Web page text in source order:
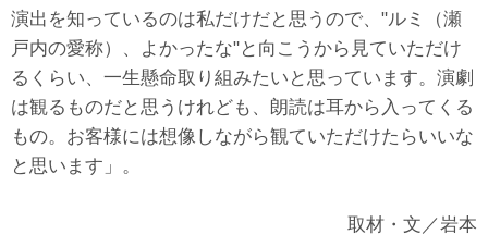
演出を知っているのは私だけだと思うので、"ルミ（瀬
戸内の愛称）、よかったな"と向こうから見ていただけ
るくらい、一生懸命取り組みたいと思っています。演劇
は観るものだと思うけれども、朗読は耳から入ってくる
もの。お客様には想像しながら観ていただけたらいいな
と思います」。
取材・文／岩本